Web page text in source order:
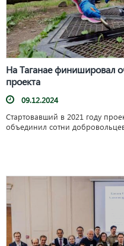
На Таганае финишировал
проекта
09.12.2024
Стартовавший в 2021 году
объединил сотни